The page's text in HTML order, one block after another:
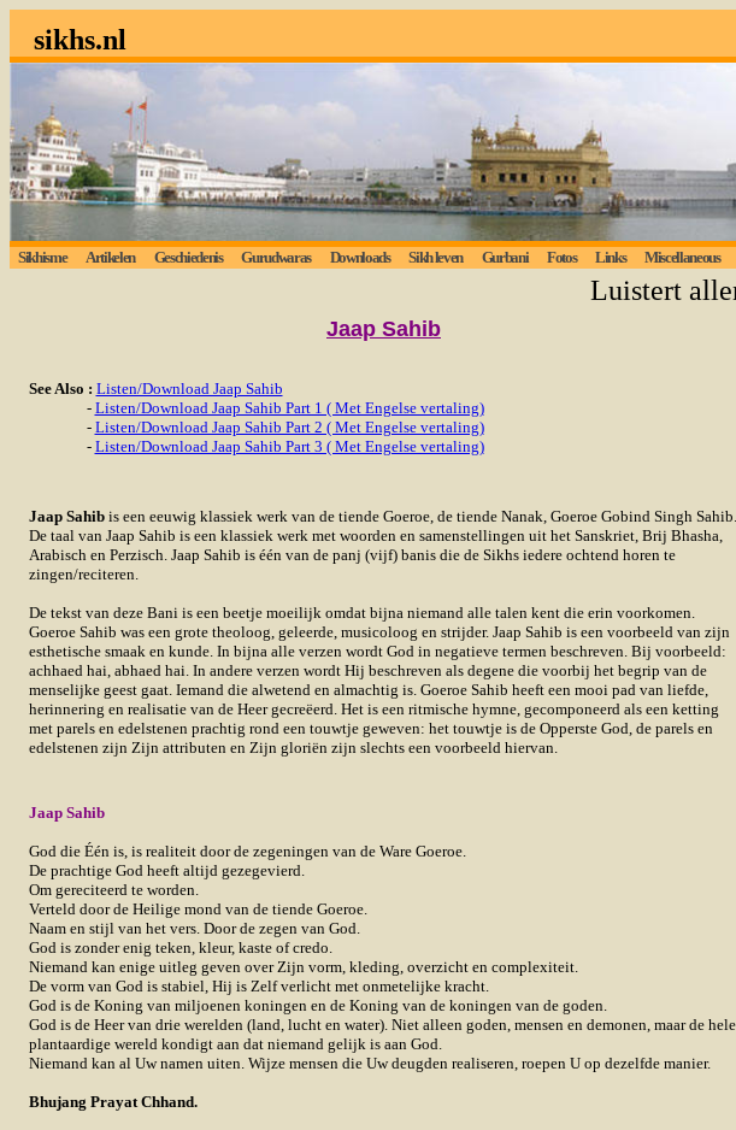
sikhs.nl
Sikhisme Artikelen Geschiedenis Gurudwaras Downloads Sikh leven Gurbani Fotos Links Miscellaneous
Luistert allen
Jaap Sahib
See Also : Listen/Download Jaap Sahib
- Listen/Download Jaap Sahib Part 1 ( Met Engelse vertaling)
- Listen/Download Jaap Sahib Part 2 ( Met Engelse vertaling)
- Listen/Download Jaap Sahib Part 3 ( Met Engelse vertaling)
Jaap Sahibis een eeuwig klassiek werk van de tiende Goeroe, de tiende Nanak, Goeroe Gobind Singh Sahib.
De taal van Jaap Sahib is een klassiek werk met woorden en samenstellingen uit het Sanskriet, Brij Bhasha,
Arabisch en Perzisch. Jaap Sahib is één van de panj (vijf) banis die de Sikhs iedere ochtend horen te
zingen/reciteren.
De tekst van deze Bani is een beetje moeilijk omdat bijna niemand alle talen kent die erin voorkomen.
Goeroe Sahib was een grote theoloog, geleerde, musicoloog en strijder. Jaap Sahib is een voorbeeld van zijn
esthetische smaak en kunde. In bijna alle verzen wordt God in negatieve termen beschreven. Bij voorbeeld:
achhaed hai, abhaed hai. In andere verzen wordt Hij beschreven als degene die voorbij het begrip van de
menselijke geest gaat. Iemand die alwetend en almachtig is. Goeroe Sahib heeft een mooi pad van liefde,
herinnering en realisatie van de Heer gecreëerd. Het is een ritmische hymne, gecomponeerd als een ketting
met parels en edelstenen prachtig rond een touwtje geweven: het touwtje is de Opperste God, de parels en
edelstenen zijn Zijn attributen en Zijn gloriën zijn slechts een voorbeeld hiervan.
Jaap Sahib
God die Één is, is realiteit door de zegeningen van de Ware Goeroe.
De prachtige God heeft altijd gezegevierd.
Om gereciteerd te worden.
Verteld door de Heilige mond van de tiende Goeroe.
Naam en stijl van het vers. Door de zegen van God.
God is zonder enig teken, kleur, kaste of credo.
Niemand kan enige uitleg geven over Zijn vorm, kleding, overzicht en complexiteit.
De vorm van God is stabiel, Hij is Zelf verlicht met onmetelijke kracht.
God is de Koning van miljoenen koningen en de Koning van de koningen van de goden.
God is de Heer van drie werelden (land, lucht en water). Niet alleen goden, mensen en demonen, maar de hele
plantaardige wereld kondigt aan dat niemand gelijk is aan God.
Niemand kan al Uw namen uiten. Wijze mensen die Uw deugden realiseren, roepen U op dezelfde manier.
Bhujang Prayat Chhand.